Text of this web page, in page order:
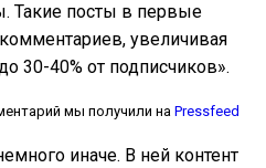
Такие посты в первые
увеличивая
30-40% от подписчиков».
мы получили на Pressfeed
иначе. В ней контент